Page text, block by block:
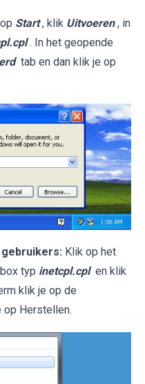
Start , klik Uitvoeren , in
. In het geopende
tab en dan klik je op
gebruikers: Klik op het
typ inetcpl.cpl en klik
klik je op de
op Herstellen.